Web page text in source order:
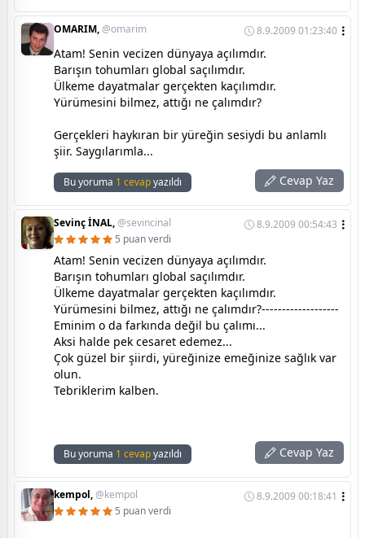
OMARIM,@omarim 8.9.2009 01:23:40
Atam! Senin vecizen dünyaya açılımdır.
Barışın tohumları global saçılımdır.
Ülkeme dayatmalar gerçekten kaçılımdır.
Yürümesini bilmez, attığı ne çalımdır?
Gerçekleri haykıran bir yüreğin sesiydi bu anlamlı
şiir. Saygılarımla...
Bu yoruma 1 cevapyazıldı Cevap Yaz
Sevinç İNAL,@sevincinal
8.9.2009 00:54:43
5 puan verdi
Atam! Senin vecizen dünyaya açılımdır.
Barışın tohumları global saçılımdır.
Ülkeme dayatmalar gerçekten kaçılımdır.
Yürümesini bilmez, attığı ne çalımdır?-------------------
Eminim o da farkında değil bu çalımı...
Aksi halde pek cesaret edemez...
Çok güzel bir şiirdi, yüreğinize emeğinize sağlık var
olun.
Tebriklerim kalben.
Bu yoruma 1 cevapyazıldı Cevap Yaz
kempol,@kempol
8.9.2009 00:18:41
5 puan verdi